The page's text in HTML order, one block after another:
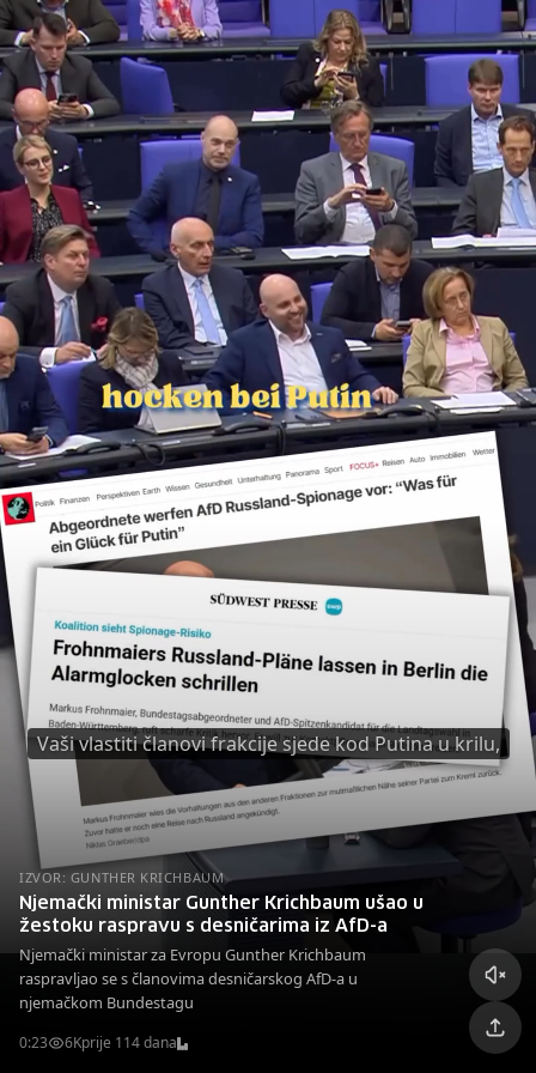
Vaši vlastiti članovi frakcije sjede kod Putina u krilu,
IZVOR: GUNTHER KRICHBAUM
Njemački ministar Gunther Krichbaum ušao u
žestoku raspravu s desničarima iz AfD-a
Njemački ministar za Evropu Gunther Krichbaum
raspravljao se s članovima desničarskog AfD-a u
njemačkom Bundestagu
0:23 6Kprije 114 dana